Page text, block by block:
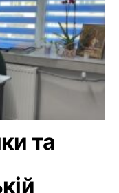
та